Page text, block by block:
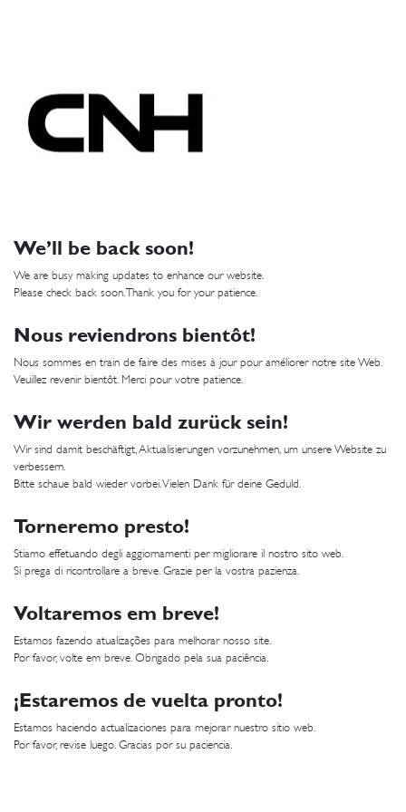
We’ll be back soon!
We are busy making updates to enhance our website.
Please check back soon. Thank you for your patience.
Nous reviendrons bientôt!
Nous sommes en train de faire des mises à jour pour améliorer notre site Web.
Veuillez revenir bientôt. Merci pour votre patience.
Wir werden bald zurück sein!
Wir sind damit beschäftigt, Aktualisierungen vorzunehmen, um unsere Website zu
verbessern.
Bitte schaue bald wieder vorbei. Vielen Dank für deine Geduld.
Torneremo presto!
Stiamo effetuando degli aggiornamenti per migliorare il nostro sito web.
Si prega di ricontrollare a breve. Grazie per la vostra pazienza.
Voltaremos em breve!
Estamos fazendo atualizações para melhorar nosso site.
Por favor, volte em breve. Obrigado pela sua paciência.
¡Estaremos de vuelta pronto!
Estamos haciendo actualizaciones para mejorar nuestro sitio web.
Por favor, revise luego. Gracias por su paciencia.